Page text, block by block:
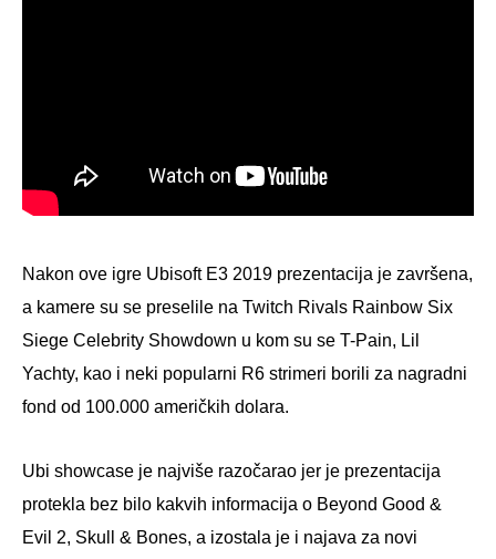
Nakon ove igre Ubisoft E3 2019 prezentacija je završena,
a kamere su se preselile na Twitch Rivals Rainbow Six
Siege Celebrity Showdown u kom su se T-Pain, Lil
Yachty, kao i neki popularni R6 strimeri borili za nagradni
fond od 100.000 američkih dolara.
Ubi showcase je najviše razočarao jer je prezentacija
protekla bez bilo kakvih informacija o Beyond Good &
Evil 2, Skull & Bones, a izostala je i najava za novi